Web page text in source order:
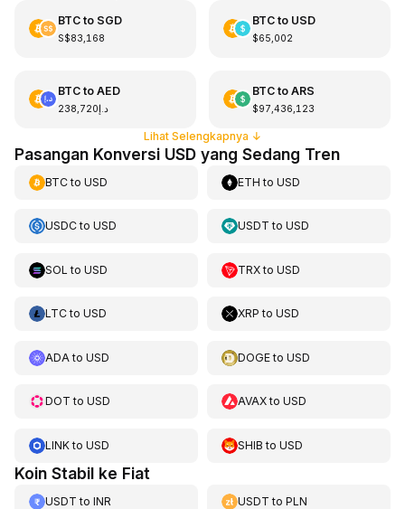
BTCto SGD
S$83,168
BTCto USD
$65,002
BTCto AED
د.إ238,720
BTCto ARS
$97,436,123
Lihat Selengkapnya ↓
Pasangan Konversi USD yang Sedang Tren
BTCto USD ETH toUSD
USDCto USD USDT toUSD
SOL to USD TRXtoUSD
LTCto USD XRP toUSD
ADA to USD DOGEtoUSD
DOT to USD AVAXtoUSD
LINKto USD SHIB toUSD
Koin Stabil ke Fiat
USDT to INR USDT toPLN